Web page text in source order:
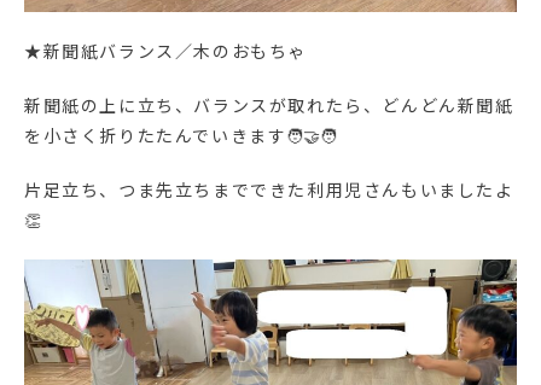
★新聞紙バランス／木のおもちゃ
新聞紙の上に立ち、バランスが取れたら、どんどん新聞紙
を小さく折りたたんでいきます🧑‍🤝‍🧑
片足立ち、つま先立ちまでできた利用児さんもいましたよ
👏